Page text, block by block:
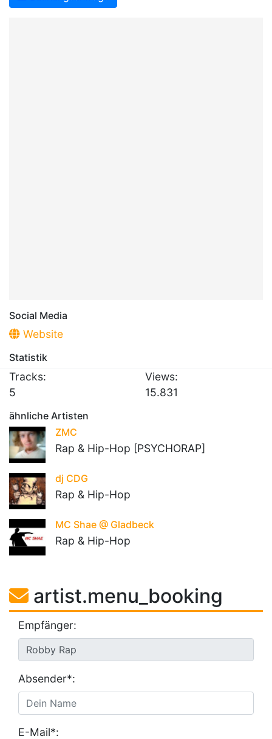
Social Media
Website
Statistik
Tracks:
5
Views:
15.831
ähnliche Artisten
ZMC
Rap & Hip-Hop [PSYCHORAP]
dj CDG
Rap & Hip-Hop
MC Shae @ Gladbeck
Rap & Hip-Hop
artist.menu_booking
Empfänger:
Absender*:
E-Mail*: